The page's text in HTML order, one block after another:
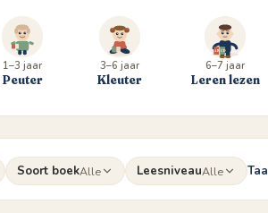
1–3 jaar
Peuter
3–6 jaar
Kleuter
6–7 jaar
Leren lezen
Soort boekAlle LeesniveauAlle